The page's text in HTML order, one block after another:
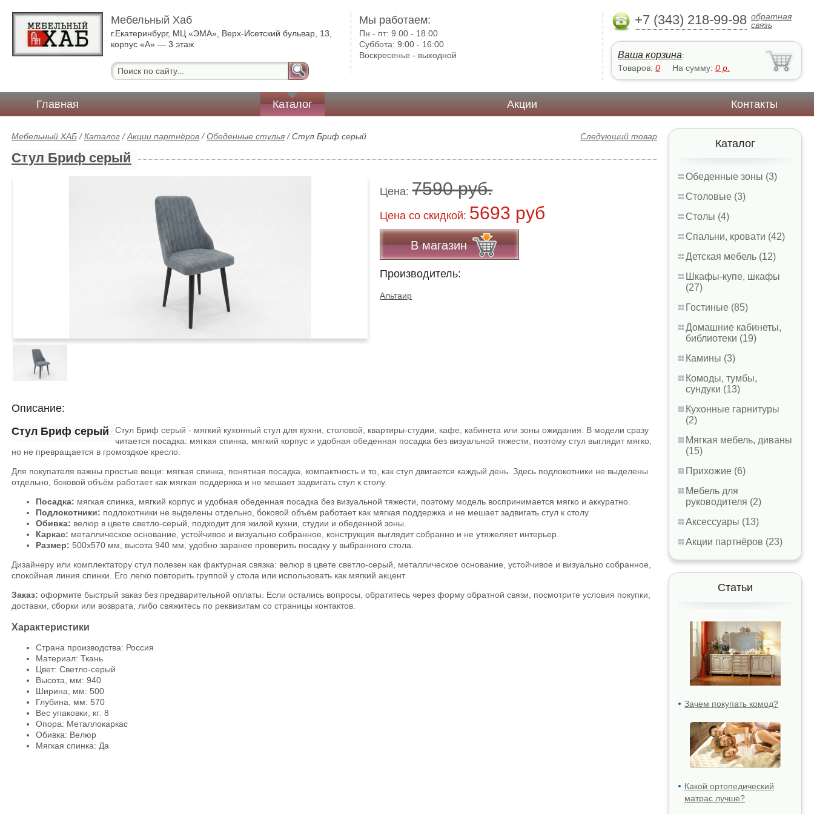
Мебельный Хаб
г.Екатеринбург, МЦ «ЭМА», Верх-Исетский бульвар, 13,
корпус «А» — 3 этаж
Мы работаем:
Пн - пт:9.00 - 18.00
Суббота:9:00 - 16:00
Воскресенье - выходной
+7 (343) 218-99-98 обратная
связь
Ваша корзина:
Товаров: 0 На сумму: 0 р.
Главная Каталог Акции Контакты
Каталог
Обеденные зоны (3)
Столовые (3)
Столы (4)
Спальни, кровати (42)
Детская мебель (12)
Шкафы-купе, шкафы
(27)
Гостиные (85)
Домашние кабинеты,
библиотеки (19)
Камины (3)
Комоды, тумбы,
сундуки (13)
Кухонные гарнитуры
(2)
Мягкая мебель, диваны
(15)
Прихожие (6)
Мебель для
руководителя (2)
Аксессуары (13)
Акции партнёров (23)
Статьи
Зачем покупать комод?
Какой ортопедический
матрас лучше?
Следующий товар
Мебельный ХАБ /Каталог /Акции партнёров /Обеденные стулья /Стул Бриф серый
Стул Бриф серый
Цена:7590 руб.
Цена co скидкой: 5693 руб
В магазин
Производитель:
Альтаир
Описание:
Стул Бриф серый
Стул Бриф серый - мягкий кухонный стул для кухни, столовой, квартиры-студии, кафе, кабинета или зоны ожидания. В модели сразу
читается посадка: мягкая спинка, мягкий корпус и удобная обеденная посадка без визуальной тяжести, поэтому стул выглядит мягко,
но не превращается в громоздкое кресло.
Для покупателя важны простые вещи: мягкая спинка, понятная посадка, компактность и то, как стул двигается каждый день. Здесь подлокотники не выделены
отдельно, боковой объём работает как мягкая поддержка и не мешает задвигать стул к столу.
Посадка: мягкая спинка, мягкий корпус и удобная обеденная посадка без визуальной тяжести, поэтому модель воспринимается мягко и аккуратно.
Подлокотники: подлокотники не выделены отдельно, боковой объём работает как мягкая поддержка и не мешает задвигать стул к столу.
Обивка: велюр в цвете светло-серый, подходит для жилой кухни, студии и обеденной зоны.
Каркас: металлическое основание, устойчивое и визуально собранное, конструкция выглядит собранно и не утяжеляет интерьер.
Размер: 500х570 мм, высота 940 мм, удобно заранее проверить посадку у выбранного стола.
Дизайнеру или комплектатору стул полезен как фактурная связка: велюр в цвете светло-серый, металлическое основание, устойчивое и визуально собранное,
спокойная линия спинки. Его легко повторить группой у стола или использовать как мягкий акцент.
Заказ: оформите быстрый заказ без предварительной оплаты. Если остались вопросы, обратитесь через форму обратной связи, посмотрите условия покупки,
доставки, сборки или возврата, либо свяжитесь по реквизитам со страницы контактов.
Характеристики
Страна производства: Россия
Материал: Ткань
Цвет: Светло-серый
Высота, мм: 940
Ширина, мм: 500
Глубина, мм: 570
Вес упаковки, кг: 8
Опора: Металлокаркас
Обивка: Велюр
Мягкая спинка: Да